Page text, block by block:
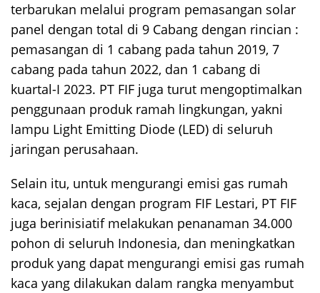
terbarukan melalui program pemasangan solar
panel dengan total di 9 Cabang dengan rincian :
pemasangan di 1 cabang pada tahun 2019, 7
cabang pada tahun 2022, dan 1 cabang di
kuartal-I 2023. PT FIF juga turut mengoptimalkan
penggunaan produk ramah lingkungan, yakni
lampu Light Emitting Diode (LED) di seluruh
jaringan perusahaan.
Selain itu, untuk mengurangi emisi gas rumah
kaca, sejalan dengan program FIF Lestari, PT FIF
juga berinisiatif melakukan penanaman 34.000
pohon di seluruh Indonesia, dan meningkatkan
produk yang dapat mengurangi emisi gas rumah
kaca yang dilakukan dalam rangka menyambut